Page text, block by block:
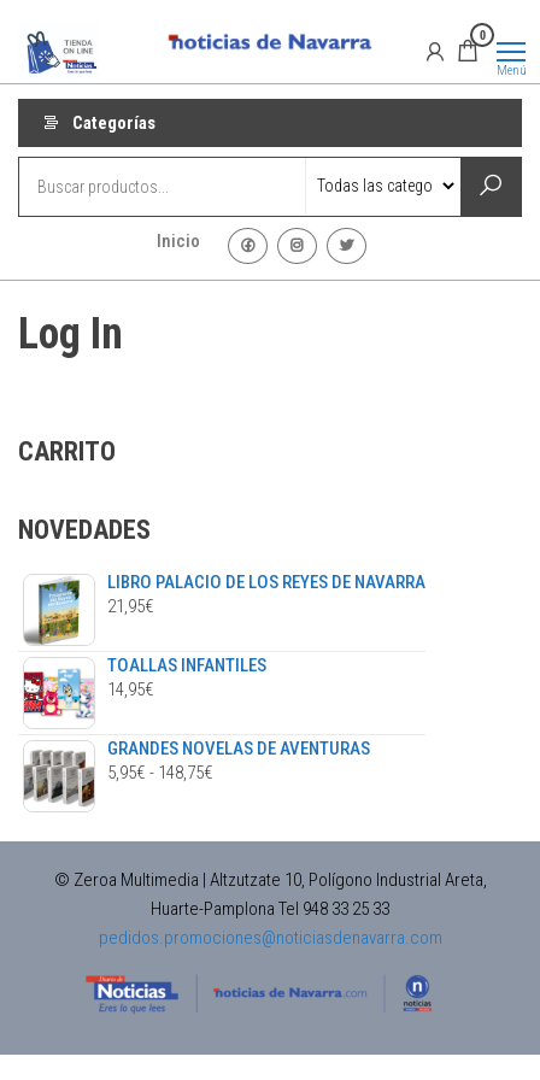
contenido
Promociones
Promociones
0
Menú
Categorías
Inicio
Log In
CARRITO
NOVEDADES
LIBRO PALACIO DE LOS REYES DE NAVARRA
21,95€
TOALLAS INFANTILES
14,95€
GRANDES NOVELAS DE AVENTURAS
5,95€ - 148,75€
5,95€
HASTA
148,75€
© Zeroa Multimedia | Altzutzate 10, Polígono Industrial Areta,
Huarte-Pamplona Tel 948 33 25 33
pedidos.promociones@noticiasdenavarra.com